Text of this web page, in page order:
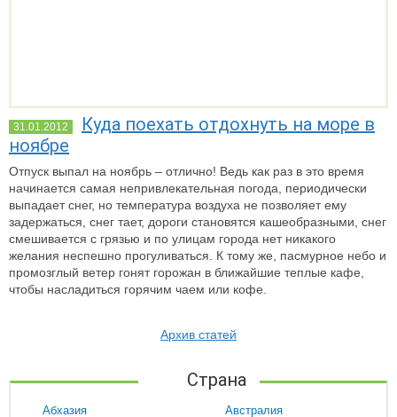
31.01.2012
Куда поехать отдохнуть на море в
ноябре
Отпуск выпал на ноябрь – отлично! Ведь как раз в это время
начинается самая непривлекательная погода, периодически
выпадает снег, но температура воздуха не позволяет ему
задержаться, снег тает, дороги становятся кашеобразными, снег
смешивается с грязью и по улицам города нет никакого
желания неспешно прогуливаться. К тому же, пасмурное небо и
промозглый ветер гонят горожан в ближайшие теплые кафе,
чтобы насладиться горячим чаем или кофе.
Архив статей
Страна
Абхазия
Австралия